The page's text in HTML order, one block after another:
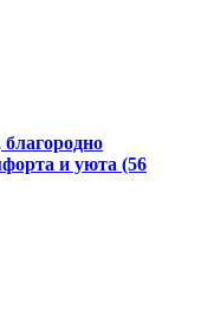
и уюта (56